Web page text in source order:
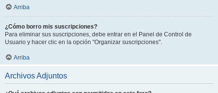
Arriba
¿Cómo borro mis suscripciones?
Para eliminar sus suscripciones, debe entrar en el Panel de Control de
Usuario y hacer clic en la opción "Organizar suscripciones".
Arriba
Archivos Adjuntos